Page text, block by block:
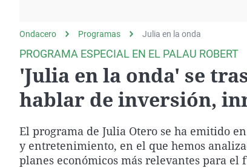
gato
Operación Viuda
Negra
Ondacero Programas Julia en la onda
PROGRAMA ESPECIAL EN EL PALAU ROBERT
'Julia en la onda' se
hablar de inversión,
El programa de Julia Otero se ha emitido
y entretenimiento, en el que hemos
planes económicos más relevantes para el